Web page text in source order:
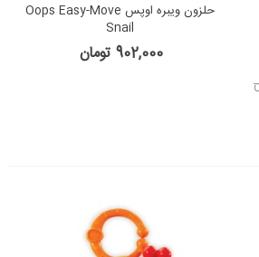
حلزون ویبره اوپس Oops Easy-Move
Snail
902,000 تومان